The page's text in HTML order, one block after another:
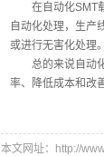
在自动化SMT载
自动化处理，生产
或进行无害化处理
总的来说自动化
率、降低成本和改
本文网址：http://